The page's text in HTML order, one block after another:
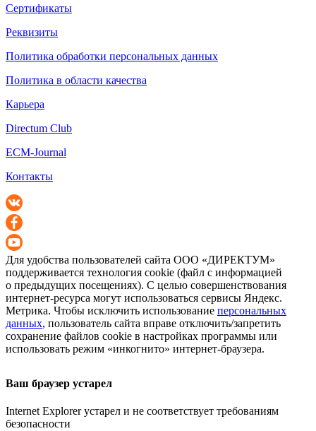
Сертификаты
Реквизиты
Политика обработки персональных данных
Политика в области качества
Карьера
Directum Club
ECM-Journal
Контакты
Для удобства пользователей сайта ООО «ДИРЕКТУМ»
поддерживается технология cookie (файл с информацией
о предыдущих посещениях). С целью совершенствования
интернет-ресурса могут использоваться сервисы Яндекс.
Метрика. Чтобы исключить использование персональных
данных, пользователь сайта вправе отключить/запретить
сохранение файлов cookie в настройках программы или
использовать режим «инкогнито» интернет-браузера.
Ваш браузер устарел
Internet Explorer устарел и не соответствует требованиям
безопасности